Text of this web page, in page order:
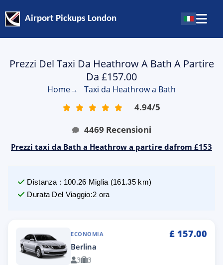
Airport Pickups London
Prezzi Del Taxi Da Heathrow A Bath A Partire
Da £157.00
Home→ Taxi da Heathrow a Bath
4.94/5
4469 Recensioni
Prezzi taxi da Bath a Heathrow a partire dafrom £153
Distanza : 100.26 Miglia (161.35km)
Durata Del Viaggio:2 ora
ECONOMIA £ 157.00
Berlina
3 3